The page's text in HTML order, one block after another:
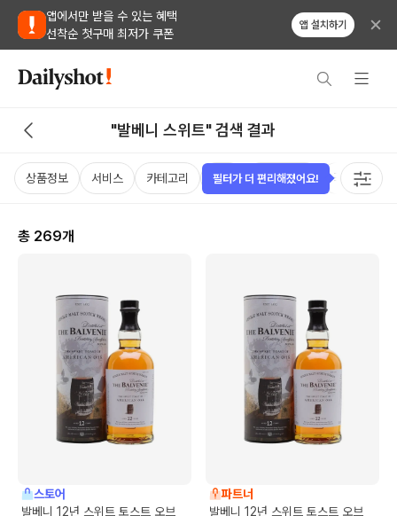
앱에서만 받을 수 있는 혜택
선착순 첫구매 최저가 쿠폰
앱 설치하기
"발베니 스위트" 검색 결과
상품정보 서비스 카테고리 가격 비비노점수 국가 용량
총 269개
스토어
발베니 12년 스위트 토스트 오브
파트너
발베니 12년 스위트 토스트 오브
필터가 더 편리해졌어요!